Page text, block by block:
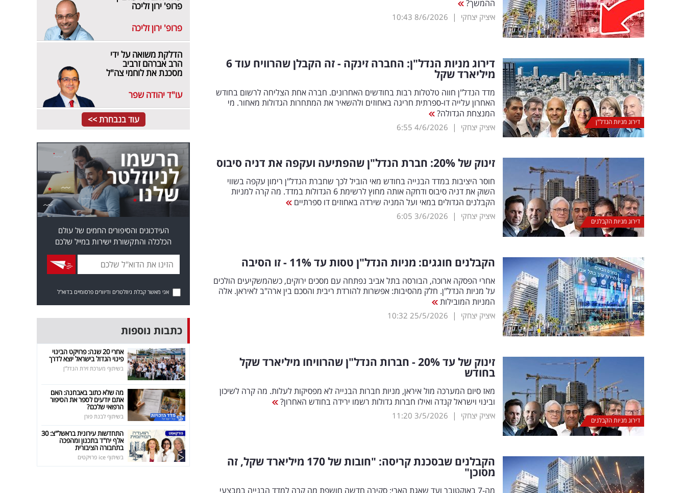
ההמשך?
איציק יצחקי |
8/6/2026
10:43
דירוג מניות הנדל"ן
דירוג מניות הנדל"ן: החברה זינקה - זה הקבלן שהרוויח עוד 6
מיליארד שקל
מדד הנדל"ן חווה טלטלות רבות בחודשים האחרונים. חברה אחת הצליחה לרשום בחודש
האחרון עלייה דו-ספרתית חריגה באחוזים ולהשאיר את המתחרות הגדולות מאחור. מי
המנצחת הגדולה?
איציק יצחקי |
4/6/2026
6:55
דירוג מניות הקבלנים
זינוק של 20% : חברת הנדל"ן שהפתיעה ועקפה את דניה סיבוס
חוסר היציבות במדד הבנייה בחודש מאי הוביל לכך שחברת הנדל"ן רימון עקפה בשווי
השוק את דניה סיבוס ודחקה אותה מחוץ לרשימת 6 הגדולות במדד. מה קרה למניות
הקבלנים הגדולים במאי ועל המניה שירדה באחוזים דו ספרתיים
איציק יצחקי |
3/6/2026
6:05
הקבלנים חוגגים: מניות הנדל"ן טסות עד 11% - זו הסיבה
אחרי הפסקה ארוכה, הבורסה בתל אביב נפתחה עם מסכים ירוקים, כשהמשקיעים הולכים
על מניות הנדל"ן. חלק מהסיבות: אפשרות להורדת ריבית והסכם בין ארה"ב לאיראן. אלה
המניות המובילות
איציק יצחקי |
25/5/2026
10:32
דירוג מניות הקבלנים
זינוק של עד 20% - חברות הנדל"ן שהרוויחו מיליארד שקל
בחודש
מאז סיום המערכה מול איראן, מניות חברות הבנייה לא מפסיקות לעלות. מה קרה לשיכון
ובינוי וישראל קנדה ואילו חברות גדולות רשמו ירידה בחודש האחרון?
איציק יצחקי |
3/5/2026
11:20
הקבלנים שבסכנת קריסה: "חובות של 170 מיליארד שקל, זה
מסוכן"
מה-7 באוקטובר ועד שאגת הארי: סקירה חדשה חושפת מה קרה למדד הבנייה במבצעי
פרופ' ירון זליכה
פרופ' ירון זליכה
הדלקת משואה על ידי
הרב אברהם זרביב
מסכנת את לוחמי צה"ל
עו"ד יהודה שפר
עוד בנבחרת >>
העידכונים והסיפורים החמים של עולם
הכלכלה והתקשורת ישירות במייל שלכם
אני מאשר קבלת ניוזלטרים ודיוורים פרסומיים בדוא"ל
כתבות נוספות
אחרי 20 שנה: פרויקט הבינוי
פינוי הגדול בישראל יוצא לדרך
בשיתוף מערכת זירת הנדל"ן
מה שלא כתוב באבחנה: האם
אתם יודעים לספר את הסיפור
הרפואי שלכם?
בשיתוף לבנת פורן
התחדשות עירונית בראשל"צ: 30
אלף יח"ד בתכנון ומהפכה
בתחבורה הציבורית
בשיתוף ice פרויקטים